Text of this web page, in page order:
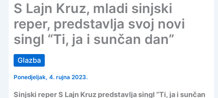
S Lajn Kruz, mladi sinjski
reper, predstavlja svoj novi
singl “Ti, ja i sunčan dan”
Glazba
Ponedjeljak, 4. rujna 2023.
Sinjski reper S Lajn Kruz predstavlja singl “Ti, ja i sunčan